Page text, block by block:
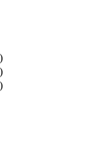
)
)
)